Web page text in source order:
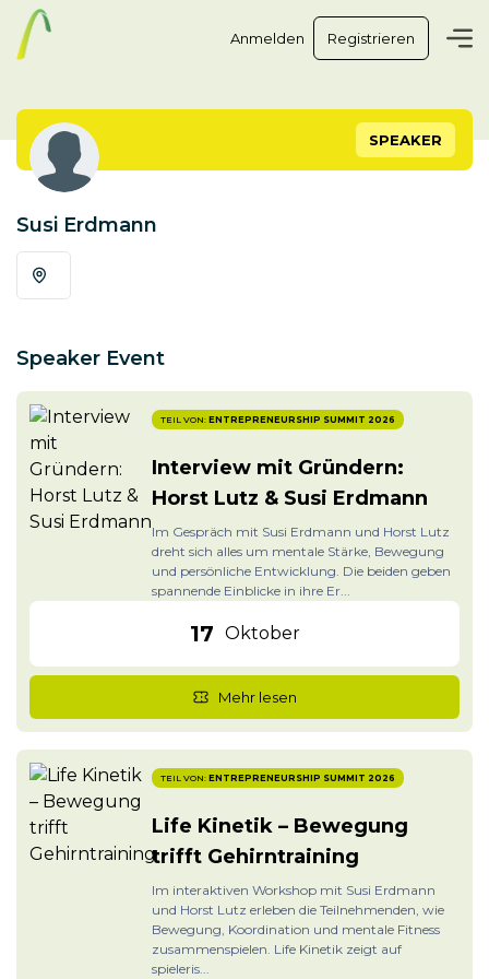
Anmelden Registrieren
SPEAKER
Susi Erdmann
Speaker Event
TEIL VON: ENTREPRENEURSHIP SUMMIT 2026
Interview mit Gründern:
Horst Lutz & Susi Erdmann
Im Gespräch mit Susi Erdmann und Horst Lutz
dreht sich alles um mentale Stärke, Bewegung
und persönliche Entwicklung. Die beiden geben
spannende Einblicke in ihre Er...
17 Oktober
Mehr lesen
TEIL VON: ENTREPRENEURSHIP SUMMIT 2026
Life Kinetik – Bewegung
trifft Gehirntraining
Im interaktiven Workshop mit Susi Erdmann
und Horst Lutz erleben die Teilnehmenden, wie
Bewegung, Koordination und mentale Fitness
zusammenspielen. Life Kinetik zeigt auf
spieleris...